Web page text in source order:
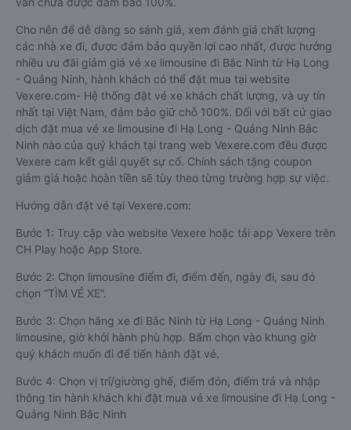
cạnh đó, việc đảm bảo giữ chỗ, có được chỗ ngồi yêu thích
sau khi đặt vé xe đi Bắc Ninh từ Hạ Long - Quảng Ninh
limousine giữa nhà xe với khách hàng sau khi đặt trực tiếp
vẫn chưa được đảm bảo 100%.
Cho nên để dễ dàng so sánh giá, xem đánh giá chất lượng
các nhà xe đi, được đảm bảo quyền lợi cao nhất, được hưởng
nhiều ưu đãi giảm giá vé xe limousine đi Bắc Ninh từ Hạ Long
- Quảng Ninh, hành khách có thể đặt mua tại website
Vexere.com- Hệ thống đặt vé xe khách chất lượng, và uy tín
nhất tại Việt Nam, đảm bảo giữ chỗ 100%. Đối với bất cứ giao
dịch đặt mua vé xe limousine đi Hạ Long - Quảng Ninh Bắc
Ninh nào của quý khách tại trang web Vexere.com đều được
giảm giá hoặc hoàn tiền sẽ tùy theo từng trường hợp sự việc.
Bước 1: Truy cập vào website Vexere hoặc tải app Vexere trên
Bước 2: Chọn limousine điểm đi, điểm đến, ngày đi, sau đó
chọn “TÌM VÉ XE”.
Bước 3: Chọn hãng xe đi Bắc Ninh từ Hạ Long - Quảng Ninh
limousine, giờ khởi hành phù hợp. Bấm chọn vào khung giờ
quý khách muốn đi để tiến hành đặt vé.